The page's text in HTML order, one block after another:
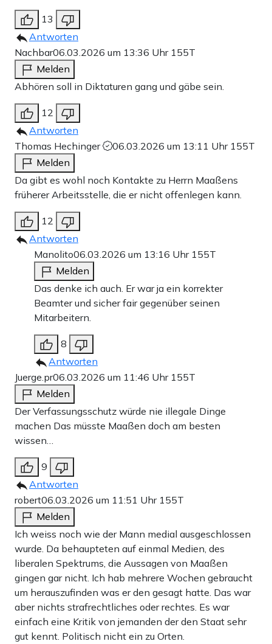
13
Antworten
Nachbar06.03.2026 um 13:36 Uhr 155T
Melden
Abhören soll in Diktaturen gang und gäbe sein.
12
Antworten
Thomas Hechinger
06.03.2026 um 13:11 Uhr 155T
Melden
Da gibt es wohl noch Kontakte zu Herrn Maaßens
früherer Arbeitsstelle, die er nicht offenlegen kann.
12
Antworten
Manolito06.03.2026 um 13:16 Uhr 155T
Melden
Das denke ich auch. Er war ja ein korrekter
Beamter und sicher fair gegenüber seinen
Mitarbeitern.
8
Antworten
Juerge.pr06.03.2026 um 11:46 Uhr 155T
Melden
Der Verfassungsschutz würde nie illegale Dinge
machen Das müsste Maaßen doch am besten
wissen…
9
Antworten
robert06.03.2026 um 11:51 Uhr 155T
Melden
Ich weiss noch wie der Mann medial ausgeschlossen
wurde. Da behaupteten auf einmal Medien, des
liberalen Spektrums, die Aussagen von Maaßen
gingen gar nicht. Ich hab mehrere Wochen gebraucht
um herauszufinden was er den gesagt hatte. Das war
aber nichts strafrechtliches oder rechtes. Es war
einfach eine Kritik von jemanden der den Staat sehr
gut kennt. Politisch nicht ein zu Orten.